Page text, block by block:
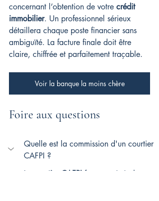
concernant l’obtention de votre crédit
immobilier. Un professionnel sérieux
détaillera chaque poste financier sans
ambiguïté. La facture finale doit être
claire, chiffrée et parfaitement traçable.
Voir la banque la moins chère
Foire aux questions
Quelle est la commission d'un courtier
CAFPI ?
Le
courtier CAFPI facture généralement